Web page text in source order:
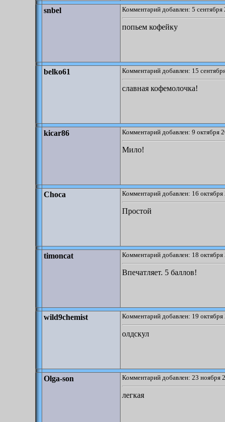
snbel Комментарий добавлен: 5
попьем кофейку
belko61 Комментарий добавлен: 15
славная кофемолочка!
kicar86 Комментарий добавлен: 9 октября
Мило!
Choca Комментарий добавлен: 16
Простой
timoncat Комментарий добавлен: 18
Впечатляет. 5 баллов!
wild9chemist Комментарий добавлен: 19
олдскул
Olga-son Комментарий добавлен: 23 ноября
легкая